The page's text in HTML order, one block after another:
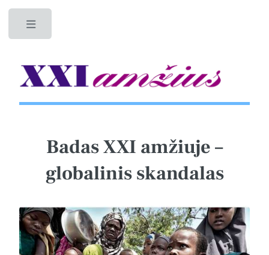
Badas XXI amžiuje –
globalinis skandalas